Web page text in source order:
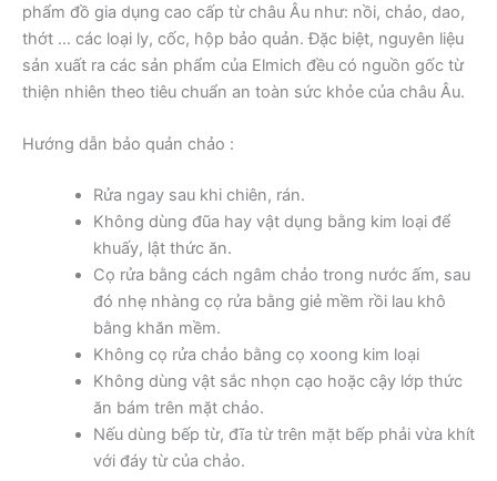
phẩm đồ gia dụng cao cấp từ châu Âu như: nồi, chảo, dao,
thớt … các loại ly, cốc, hộp bảo quản. Đặc biệt, nguyên liệu
sản xuất ra các sản phẩm của Elmich đều có nguồn gốc từ
thiện nhiên theo tiêu chuẩn an toàn sức khỏe của châu Âu.
Hướng dẫn bảo quản chảo :
Rửa ngay sau khi chiên, rán.
Không dùng đũa hay vật dụng bằng kim loại để
khuấy, lật thức ăn.
Cọ rửa bằng cách ngâm chảo trong nước ấm, sau
đó nhẹ nhàng cọ rửa bằng giẻ mềm rồi lau khô
bằng khăn mềm.
Không cọ rửa chảo bằng cọ xoong kim loại
Không dùng vật sắc nhọn cạo hoặc cậy lớp thức
ăn bám trên mặt chảo.
Nếu dùng bếp từ, đĩa từ trên mặt bếp phải vừa khít
với đáy từ của chảo.